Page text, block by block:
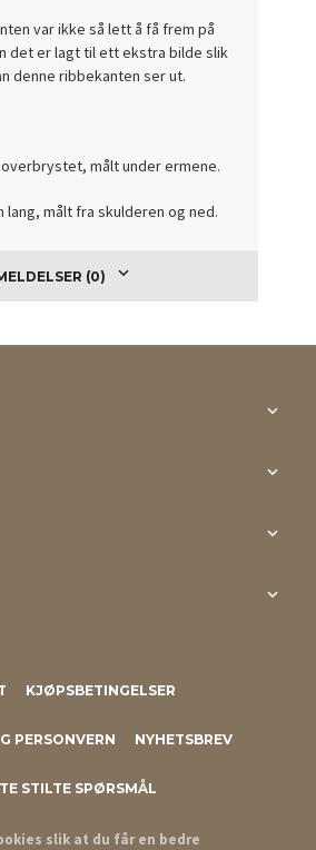
var ikke så lett å få frem på
det er lagt til ett ekstra bilde slik
denne ribbekanten ser ut.
målt under ermene.
lang, målt fra skulderen og ned.
(0)
KJØPSBETINGELSER
PERSONVERN NYHETSBREV
STILTE SPØRSMÅL
slik at du får en bedre